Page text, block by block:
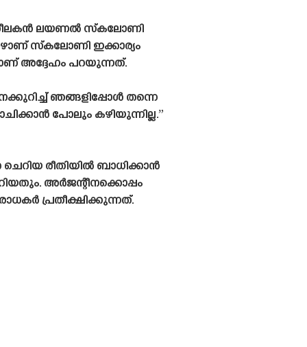
ലയണൽ സ്‌കലോണി
സ്‌കലോണി ഇക്കാര്യം
അദ്ദേഹം പറയുന്നത്.
ഞങ്ങളിപ്പോൾ തന്നെ
പോലും കഴിയുന്നില്ല.”
രീതിയിൽ ബാധിക്കാൻ
അർജന്റീനക്കൊപ്പം
പ്രതീക്ഷിക്കുന്നത്.